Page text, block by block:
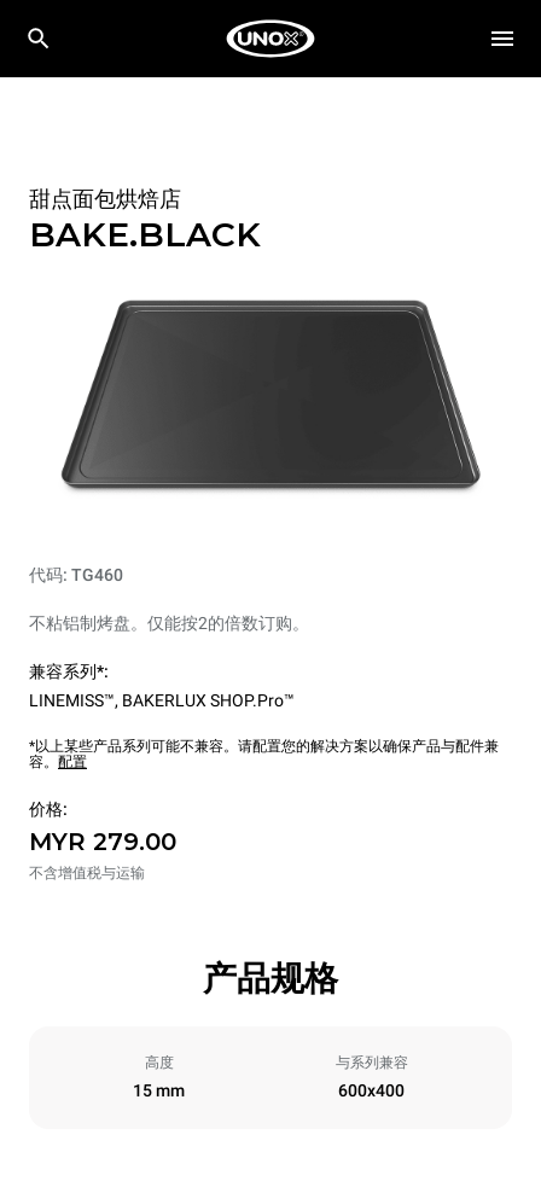
甜点面包烘焙店
BAKE.BLACK
代码: TG460
不粘铝制烤盘。仅能按2的倍数订购。
兼容系列*:
LINEMISS™, BAKERLUX SHOP.Pro™
*以上某些产品系列可能不兼容。请配置您的解决方案以确保产品与配件兼
容。 配置
价格:
MYR 279.00
不含增值税与运输
产品规格
高度
15 mm
与系列兼容
600x400